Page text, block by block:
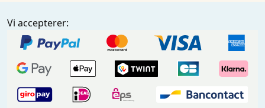
Vi accepterer: